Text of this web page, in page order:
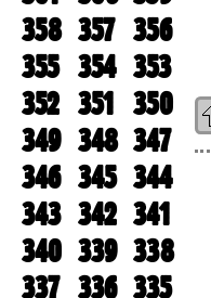
358 357 356
355 354 353
352 351 350
349 348 347
346 345 344
343 342 341
340 339 338
337 336 335